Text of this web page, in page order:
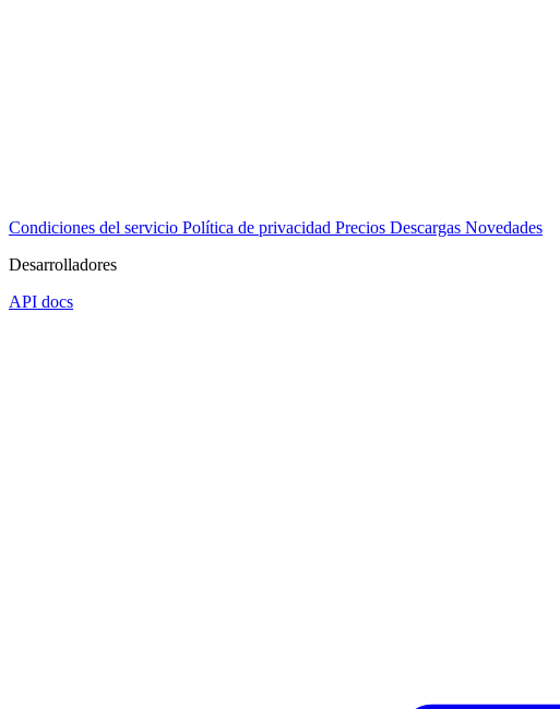
Condiciones del servicio Política de privacidad Precios Descargas Novedades
Desarrolladores
API docs